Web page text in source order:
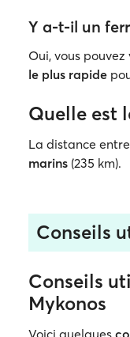
Y a-t-il un
Oui, vous
le plus rapide
Quelle est
La distance
marins (235 km).
Conseils
Conseils
Mykonos
Voici quelques